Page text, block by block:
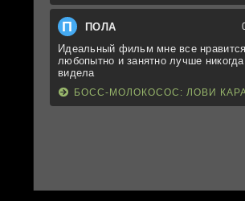
П ПОЛА
Идеальный фильм мне все
любопытно и занятно лучше
видела
БОСС-МОЛОКОСОС: ЛОВИ